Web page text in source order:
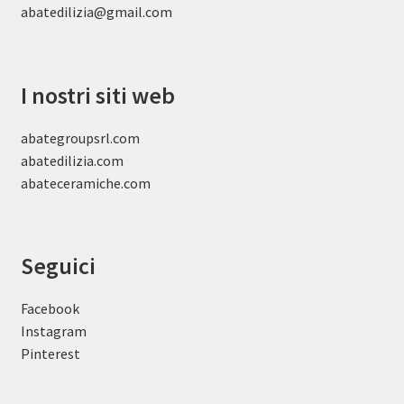
abatedilizia@gmail.com
I nostri siti web
abategroupsrl.com
abatedilizia.com
abateceramiche.com
Seguici
Facebook
Instagram
Pinterest